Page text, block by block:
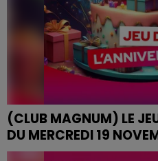
(CLUB MAGNUM) LE
DU MERCREDI 19
JEU DE L'ANNIVERSAIRE DU